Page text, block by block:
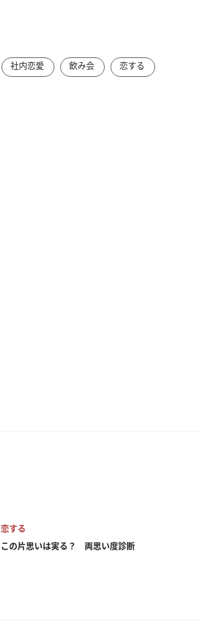
社内恋愛 飲み会
恋する
恋する
この片思いは実る？ 両思い度診断